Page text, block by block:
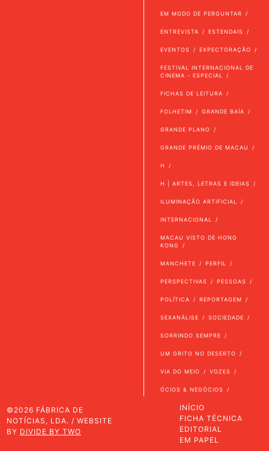
EM MODO DE PERGUNTAR
ENTREVISTA ESTENDAIS
EVENTOS EXPECTORAÇÃO
FESTIVAL INTERNACIONAL DE
CINEMA - ESPECIAL
FICHAS DE LEITURA
FOLHETIM GRANDE BAÍA
GRANDE PLANO
GRANDE PRÉMIO DE MACAU
H
H | ARTES, LETRAS E IDEIAS
ILUMINAÇÃO ARTIFICIAL
INTERNACIONAL
MACAU VISTO DE HONG
KONG
MANCHETE PERFIL
PERSPECTIVAS PESSOAS
POLÍTICA REPORTAGEM
SEXANÁLISE SOCIEDADE
SORRINDO SEMPRE
UM GRITO NO DESERTO
VIA DO MEIO VOZES
ÓCIOS & NEGÓCIOS
©2026 FÁBRICA DE
NOTÍCIAS, LDA. / WEBSITE
BY DIVIDE BY TWO
INÍCIO
FICHA TÉCNICA
EDITORIAL
EM PAPEL